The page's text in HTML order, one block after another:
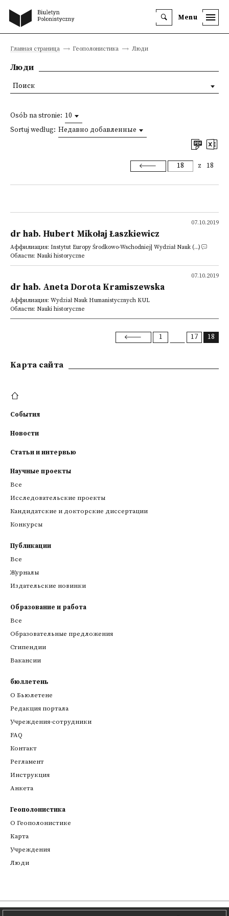
Menu
Главная страница Геополонистика Люди
Люди
Osób na stronie: 10
Sortuj według: Недавно добавленные
z 18
07.10.2019
dr hab. Hubert Mikołaj Łaszkiewicz
Аффилиация: Instytut Europy Środkowo-Wschodniej| Wydział Nauk (...)
Области: Nauki historyczne
07.10.2019
dr hab. Aneta Dorota Kramiszewska
Аффилиация: Wydział Nauk Humanistycznych KUL
Области: Nauki historyczne
1 17 18
Поиск
Kарта сайта
События
Новости
Статьи и интервью
Научные проекты
Все
Исследовательские проекты
Кандидатские и докторские диссертации
Конкурсы
Публикации
Все
Журналы
Издательские новинки
Образование и работа
Все
Образовательные предложения
Стипендии
Вакансии
бюллетень
О Бьюлетене
Редакция портала
Учреждения-сотрудники
FAQ
Контакт
Регламент
Инструкция
Анкета
Геополонистика
О Геополонистике
Kарта
Учреждения
Люди